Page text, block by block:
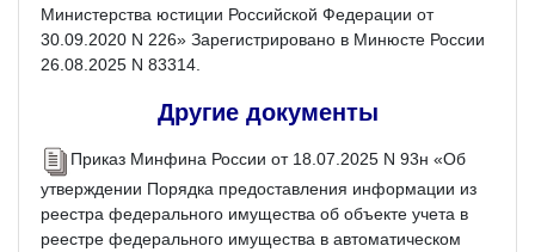
Министерства юстиции Российской Федерации от
30.09.2020 N 226» Зарегистрировано в Минюсте России
26.08.2025 N 83314.
Другие документы
Приказ Минфина России от 18.07.2025 N 93н «Об
утверждении Порядка предоставления информации из
реестра федерального имущества об объекте учета в
реестре федерального имущества в автоматическом